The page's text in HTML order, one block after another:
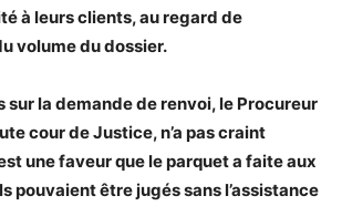
à leurs clients, au regard de
volume du dossier.
sur la demande de renvoi, le Procureur
cour de Justice, n’a pas craint
une faveur que le parquet a faite aux
pouvaient être jugés sans l’assistance